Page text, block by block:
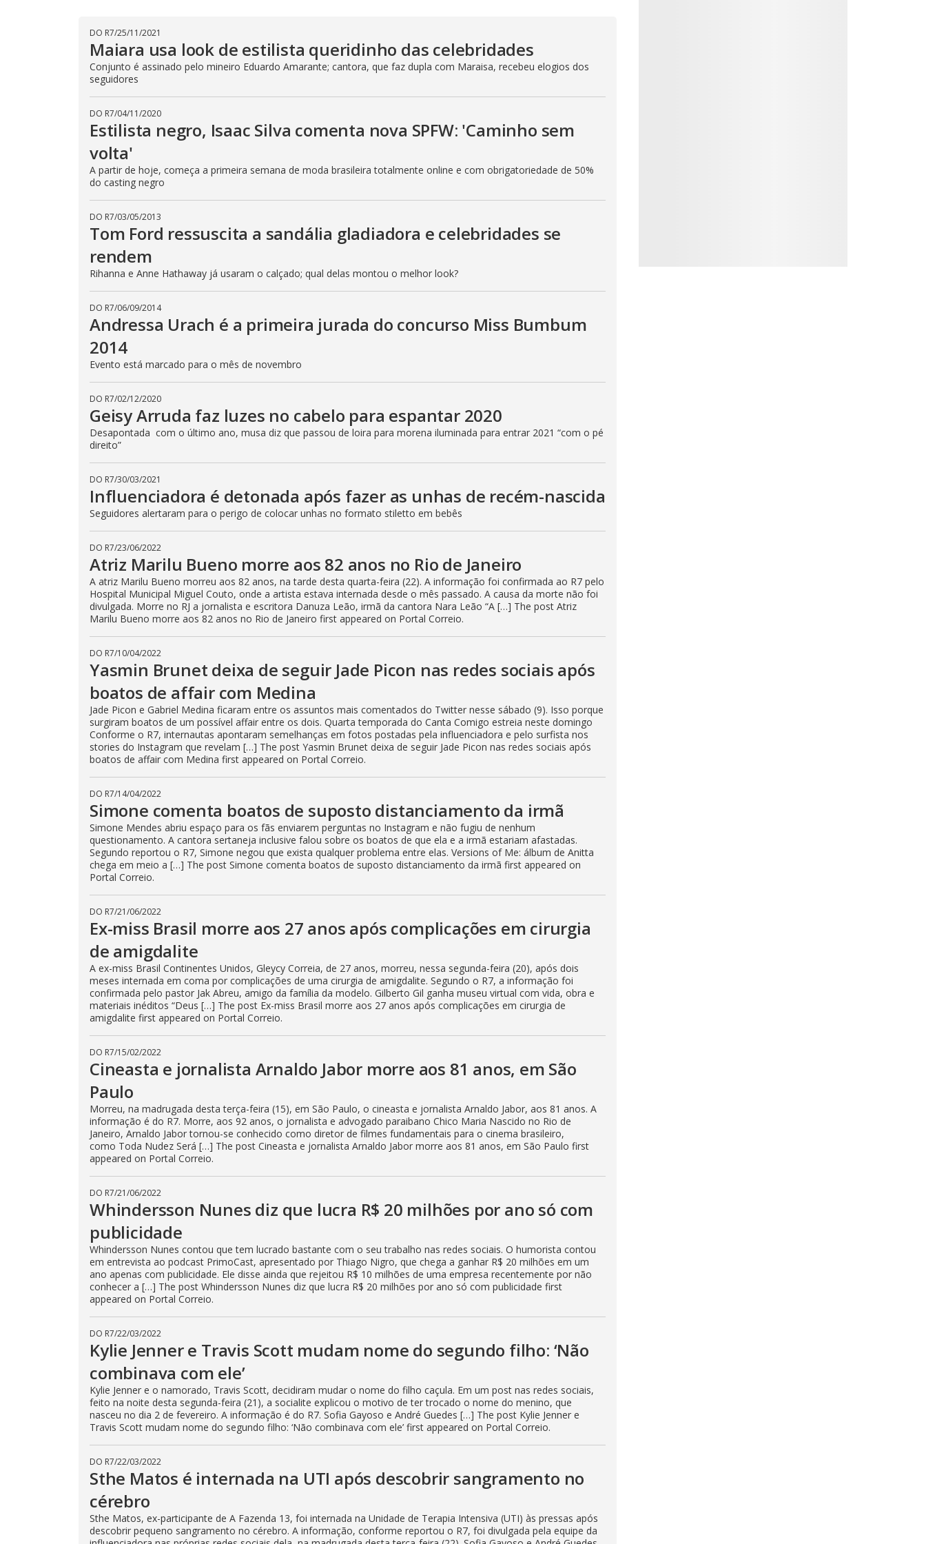
V
i
d
e
o
DO R7/25/11/2021
Maiara usa look de estilista queridinho das celebridades
Conjunto é assinado pelo mineiro Eduardo Amarante; cantora, que faz dupla com Maraisa, recebeu elogios dos
seguidores
DO R7/04/11/2020
Estilista negro, Isaac Silva comenta nova SPFW: 'Caminho sem
volta'
A partir de hoje, começa a primeira semana de moda brasileira totalmente online e com obrigatoriedade de 50%
do casting negro
DO R7/03/05/2013
Tom Ford ressuscita a sandália gladiadora e celebridades se
rendem
Rihanna e Anne Hathaway já usaram o calçado; qual delas montou o melhor look?
DO R7/06/09/2014
Andressa Urach é a primeira jurada do concurso Miss Bumbum
2014
Evento está marcado para o mês de novembro
DO R7/02/12/2020
Geisy Arruda faz luzes no cabelo para espantar 2020
Desapontada com o último ano, musa diz que passou de loira para morena iluminada para entrar 2021 “com o pé
direito”
DO R7/30/03/2021
Influenciadora é detonada após fazer as unhas de recém-nascida
Seguidores alertaram para o perigo de colocar unhas no formato stiletto em bebês
DO R7/23/06/2022
Atriz Marilu Bueno morre aos 82 anos no Rio de Janeiro
A atriz Marilu Bueno morreu aos 82 anos, na tarde desta quarta-feira (22). A informação foi confirmada ao R7 pelo
Hospital Municipal Miguel Couto, onde a artista estava internada desde o mês passado. A causa da morte não foi
divulgada. Morre no RJ a jornalista e escritora Danuza Leão, irmã da cantora Nara Leão “A […] The post Atriz
Marilu Bueno morre aos 82 anos no Rio de Janeiro first appeared on Portal Correio.
DO R7/10/04/2022
Yasmin Brunet deixa de seguir Jade Picon nas redes sociais após
boatos de affair com Medina
Jade Picon e Gabriel Medina ficaram entre os assuntos mais comentados do Twitter nesse sábado (9). Isso porque
surgiram boatos de um possível affair entre os dois. Quarta temporada do Canta Comigo estreia neste domingo
Conforme o R7, internautas apontaram semelhanças em fotos postadas pela influenciadora e pelo surfista nos
stories do Instagram que revelam […] The post Yasmin Brunet deixa de seguir Jade Picon nas redes sociais após
boatos de affair com Medina first appeared on Portal Correio.
DO R7/14/04/2022
Simone comenta boatos de suposto distanciamento da irmã
Simone Mendes abriu espaço para os fãs enviarem perguntas no Instagram e não fugiu de nenhum
questionamento. A cantora sertaneja inclusive falou sobre os boatos de que ela e a irmã estariam afastadas.
Segundo reportou o R7, Simone negou que exista qualquer problema entre elas. Versions of Me: álbum de Anitta
chega em meio a […] The post Simone comenta boatos de suposto distanciamento da irmã first appeared on
Portal Correio.
DO R7/21/06/2022
Ex-miss Brasil morre aos 27 anos após complicações em cirurgia
de amigdalite
A ex-miss Brasil Continentes Unidos, Gleycy Correia, de 27 anos, morreu, nessa segunda-feira (20), após dois
meses internada em coma por complicações de uma cirurgia de amigdalite. Segundo o R7, a informação foi
confirmada pelo pastor Jak Abreu, amigo da família da modelo. Gilberto Gil ganha museu virtual com vida, obra e
materiais inéditos “Deus […] The post Ex-miss Brasil morre aos 27 anos após complicações em cirurgia de
amigdalite first appeared on Portal Correio.
DO R7/15/02/2022
Cineasta e jornalista Arnaldo Jabor morre aos 81 anos, em São
Paulo
Morreu, na madrugada desta terça-feira (15), em São Paulo, o cineasta e jornalista Arnaldo Jabor, aos 81 anos. A
informação é do R7. Morre, aos 92 anos, o jornalista e advogado paraibano Chico Maria Nascido no Rio de
Janeiro, Arnaldo Jabor tornou-se conhecido como diretor de filmes fundamentais para o cinema brasileiro,
como Toda Nudez Será […] The post Cineasta e jornalista Arnaldo Jabor morre aos 81 anos, em São Paulo first
appeared on Portal Correio.
DO R7/21/06/2022
Whindersson Nunes diz que lucra R$ 20 milhões por ano só com
publicidade
Whindersson Nunes contou que tem lucrado bastante com o seu trabalho nas redes sociais. O humorista contou
em entrevista ao podcast PrimoCast, apresentado por Thiago Nigro, que chega a ganhar R$ 20 milhões em um
ano apenas com publicidade. Ele disse ainda que rejeitou R$ 10 milhões de uma empresa recentemente por não
conhecer a […] The post Whindersson Nunes diz que lucra R$ 20 milhões por ano só com publicidade first
appeared on Portal Correio.
DO R7/22/03/2022
Kylie Jenner e Travis Scott mudam nome do segundo filho: ‘Não
combinava com ele’
Kylie Jenner e o namorado, Travis Scott, decidiram mudar o nome do filho caçula. Em um post nas redes sociais,
feito na noite desta segunda-feira (21), a socialite explicou o motivo de ter trocado o nome do menino, que
nasceu no dia 2 de fevereiro. A informação é do R7. Sofia Gayoso e André Guedes […] The post Kylie Jenner e
Travis Scott mudam nome do segundo filho: ‘Não combinava com ele’ first appeared on Portal Correio.
DO R7/22/03/2022
Sthe Matos é internada na UTI após descobrir sangramento no
cérebro
Sthe Matos, ex-participante de A Fazenda 13, foi internada na Unidade de Terapia Intensiva (UTI) às pressas após
descobrir pequeno sangramento no cérebro. A informação, conforme reportou o R7, foi divulgada pela equipe da